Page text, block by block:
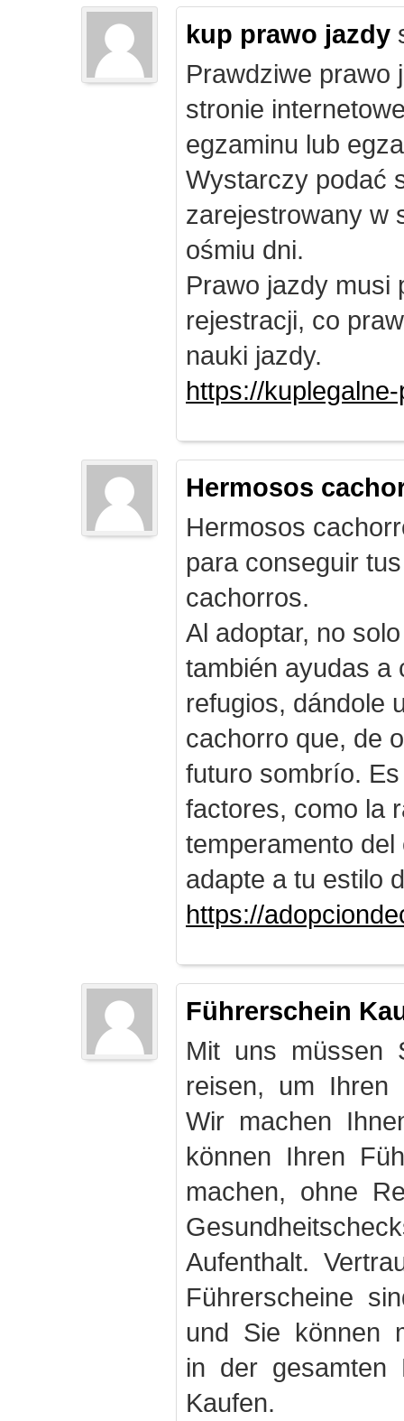
kup prawo jazdy
Prawdziwe prawo
stronie
egzaminu lub
Wystarczy podać
zarejestrowany w
ośmiu dni.
Prawo jazdy musi
rejestracji, co
nauki jazdy.
https://
Hermosos
Hermosos
para conseguir
cachorros.
Al adoptar, no
también ayudas a
refugios, dándole
cachorro que, de
futuro sombrío.
factores, como la
temperamento
adapte a tu estilo
https://
Führerschein
Mit uns müssen
reisen, um Ihren
Wir machen
können Ihren
machen, ohne
Aufenthalt.
Führerscheine
und Sie können
in der gesamten
Kaufen.